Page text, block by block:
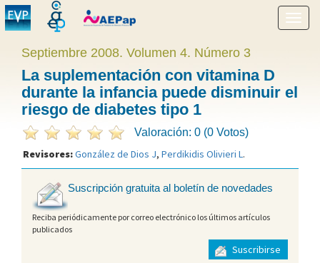
menú
Septiembre 2008. Volumen 4. Número 3
La suplementación con vitamina D
durante la infancia puede disminuir el
riesgo de diabetes tipo 1
Valoración: 0 (0 Votos)
Revisores:González de Dios J, Perdikidis Olivieri L.
Suscripción gratuita al boletín de novedades
Reciba periódicamente por correo electrónico los últimos artículos
publicados
Suscribirse